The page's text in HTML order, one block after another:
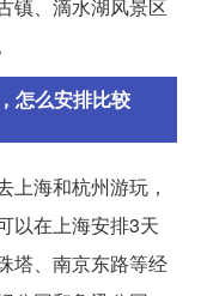
镇、滴水湖风景区
怎么安排比较
上海和杭州游玩，
以在上海安排3天
塔、南京东路等经